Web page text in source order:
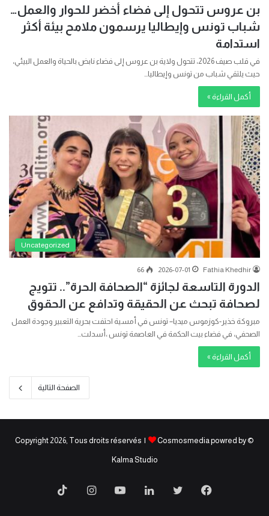
بن عروس تتحول إلى فضاء أخضر للحوار والعمل…
شباب تونس وإيطاليا يرسمون ملامح بيئة أكثر
استدامة
في قلب صيف 2026، تتحول ولاية بن عروس إلى فضاء نابض بالحياة والعمل البيئي،
حيث يلتقي شباب من تونس وإيطاليا…
أكمل القراءة »
Uncategorized
Fathia Khedhir
2026-07-01
66
الدورة التاسعة لجائزة “الصحافة الحرة”.. تتويج
لصحافة تبحث عن الحقيقة وتدافع عن الحقوق
مبروكة خذير-كوزموس ميديا– تونس في أمسية احتفت بحرية التعبير وجودة العمل
الصحفي، في فضاء بيت الحكمة في العاصمة تونس ،أسدلت…
أكمل القراءة »
الصفحة التالية
© Copyright 2026, Tous droits réservés |
Cosmosmedia powred by
Kalma Studio
فيسبوكتويتر لينكدإن يوتيوب انستقرام